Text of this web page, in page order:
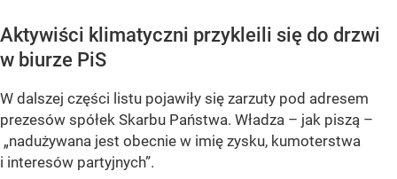
Aktywiści klimatyczni przykleili się do drzwi
w biurze PiS
W dalszej części listu pojawiły się zarzuty pod adresem
prezesów spółek Skarbu Państwa. Władza – jak piszą –
„nadużywana jest obecnie w imię zysku, kumoterstwa
i interesów partyjnych”.